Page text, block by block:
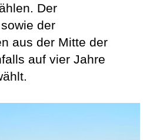
Der
der
aus der Mitte der
auf vier Jahre